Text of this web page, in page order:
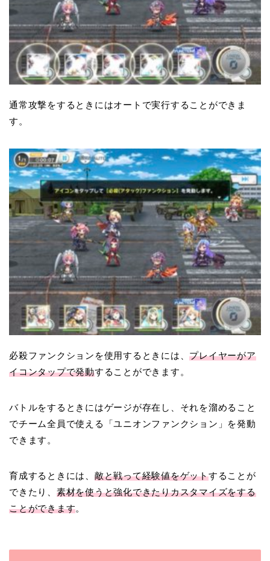
通常攻撃をするときにはオートで実行することができま
す。
必殺ファンクションを使用するときには、プレイヤーがア
イコンタップで発動することができます。
バトルをするときにはゲージが存在し、それを溜めること
でチーム全員で使える「ユニオンファンクション」を発動
できます。
育成するときには、 敵と戦って経験値をゲットすることが
できたり、 素材を使うと強化できたりカスタマイズをする
ことができます。